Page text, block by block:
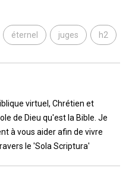
éternel juges h2
virtuel, Chrétien et
de Dieu qu'est la Bible. Je
à vous aider afin de vivre
le 'Sola Scriptura'